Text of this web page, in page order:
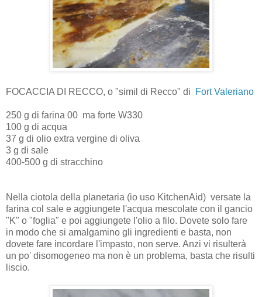
FOCACCIA DI RECCO, o "simil di Recco" di Fort Valeriano
250 g di farina 00 ma forte W330
100 g di acqua
37 g di olio extra vergine di oliva
3 g di sale
400-500 g di stracchino
Nella ciotola della planetaria (io uso KitchenAid) versate la
farina col sale e aggiungete l'acqua mescolate con il gancio
"K" o "foglia" e poi aggiungete l'olio a filo. Dovete solo fare
in modo che si amalgamino gli ingredienti e basta, non
dovete fare incordare l'impasto, non serve. Anzi vi risulterà
un po' disomogeneo ma non è un problema, basta che risulti
liscio.